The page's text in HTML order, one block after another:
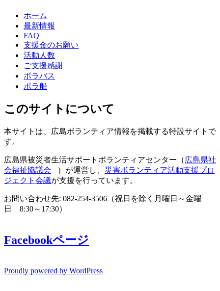
ホーム
最新情報
FAQ
支援金のお願い
活動人数
ご支援感謝
ボラバス
ボラ船
このサイトについて
本サイトは、広島ボランティア情報を掲載する特設サイトで
す。
広島県被災者生活サポートボランティアセンター（ 広島県社
会福祉協議会
）が運営し、 災害ボランティア活動支援プロ
ジェクト会議が支援を行っています。
お問い合わせ先: 082-254-3506（祝日を除く月曜日～金曜
日 8:30～17:30）
Facebookページ
Proudly powered by WordPress